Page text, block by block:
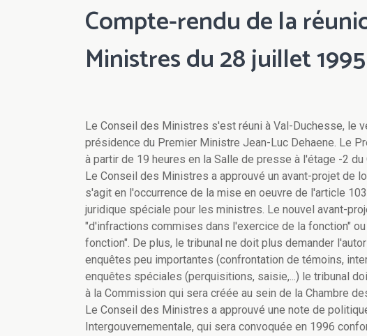
Compte-rendu de la
Ministres du 28 juillet 1995
Le Conseil des Ministres s'est réuni à Val-Duchesse, le
présidence du Premier Ministre Jean-Luc Dehaene. Le
à partir de 19 heures en la Salle de presse à l'étage -2
Le Conseil des Ministres a approuvé un avant-projet de
s'agit en l'occurrence de la mise en oeuvre de l'article
juridique spéciale pour les ministres. Le nouvel avant-
"d'infractions commises dans l'exercice de la fonction"
fonction". De plus, le tribunal ne doit plus demander
enquêtes peu importantes (confrontation de témoins,
enquêtes spéciales (perquisitions, saisie,...) le tribunal
à la Commission qui sera créée au sein de la Chambre
Le Conseil des Ministres a approuvé une note de
Intergouvernementale, qui sera convoquée en 1996